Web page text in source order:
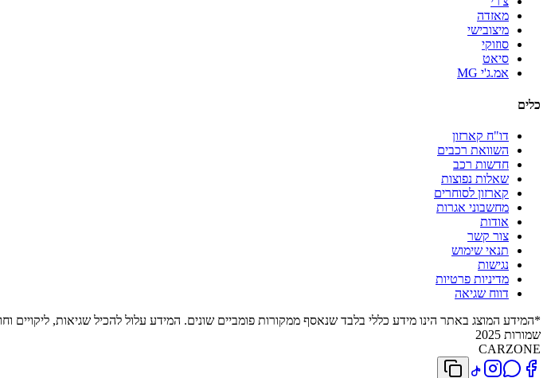
מאזדה
מיצובישי
סוזוקי
סיאט
אמ.ג'י MG
כלים
דו"ח קארזון
השוואת רכבים
חדשות רכב
שאלות נפוצות
קארזון לסוחרים
מחשבוני אגרות
אודות
צור קשר
תנאי שימוש
נגישות
מדיניות פרטיות
דווח שגיאה
*המידע המוצג באתר הינו מידע כללי בלבד שנאסף ממקורות פומביים שונים. המידע עלול להכיל שגיאות, ליקויים
שמורות 2025
CARZONE